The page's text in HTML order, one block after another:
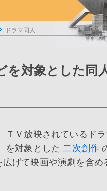
ドラマ同人
を対象とした同
Ｖ放映されているド
を対象とした二次創作
げて映画や演劇を含め